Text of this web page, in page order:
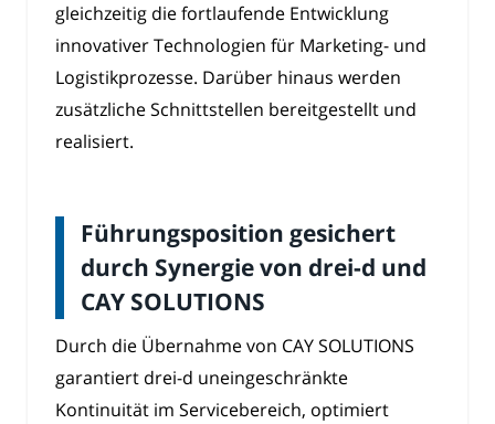
gleichzeitig die fortlaufende Entwicklung
innovativer Technologien für Marketing- und
Logistikprozesse. Darüber hinaus werden
zusätzliche Schnittstellen bereitgestellt und
realisiert.
Führungsposition gesichert
durch Synergie von drei-d und
CAY SOLUTIONS
Durch die Übernahme von CAY SOLUTIONS
garantiert drei-d uneingeschränkte
Kontinuität im Servicebereich, optimiert